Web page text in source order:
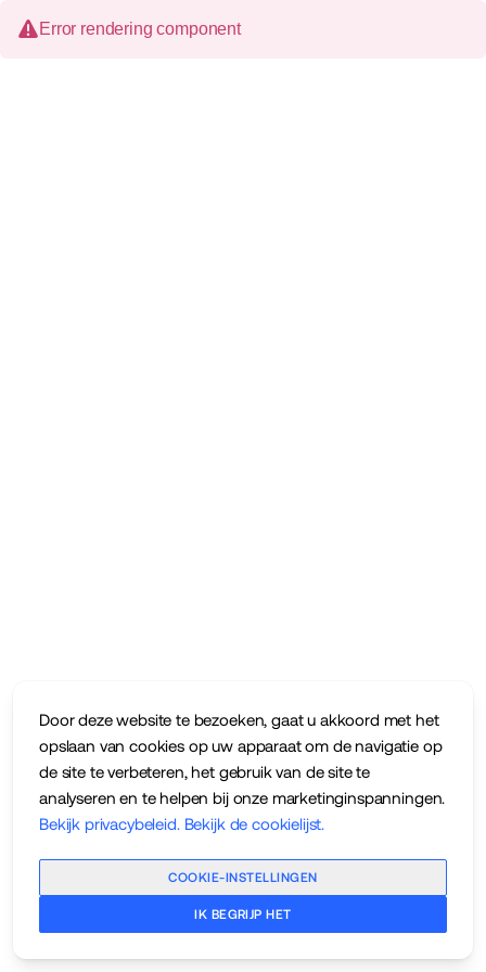
Door deze website te bezoeken, gaat u akkoord met het
opslaan van cookies op uw apparaat om de navigatie op
de site te verbeteren, het gebruik van de site te
analyseren en te helpen bij onze marketinginspanningen.
Bekijk privacybeleid. Bekijk de cookielijst.
COOKIE-INSTELLINGEN
IK BEGRIJP HET
Error rendering component